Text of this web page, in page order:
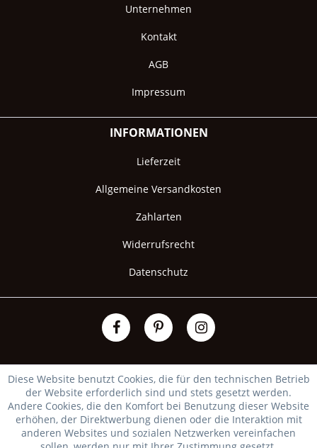
Unternehmen
Kontakt
AGB
Impressum
INFORMATIONEN
Lieferzeit
Allgemeine Versandkosten
Zahlarten
Widerrufsrecht
Datenschutz
Diese Website benutzt Cookies, die für den technischen Betrieb
der Website erforderlich sind und stets gesetzt werden.
Andere Cookies, die den Komfort bei Benutzung dieser Website
erhöhen, der Direktwerbung dienen oder die Interaktion mit
anderen Websites und sozialen Netzwerken vereinfachen